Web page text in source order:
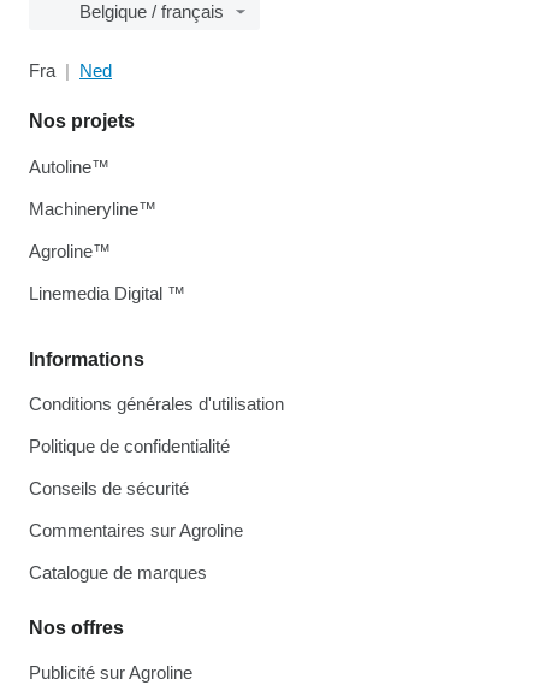
Belgique / français
Fra Ned
Informations
Conditions générales d'utilisation
Politique de confidentialité
Conseils de sécurité
Commentaires sur Agroline
Catalogue de marques
Nos offres
Publicité sur Agroline
Nos projets
Autoline™
Machineryline™
Agroline™
Linemedia Digital ™